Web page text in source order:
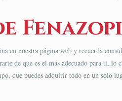
en nuestra página web y recuerda
de que es el más adecuado para ti,
que puedes adquirir todo en un solo